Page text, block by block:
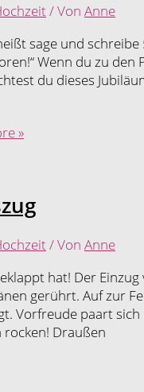
/ Von Anne
sage und
Wenn du zu
du dieses
»
/ Von Anne
hat! Der
gerührt. Auf zur
Vorfreude paart
rocken! Draußen